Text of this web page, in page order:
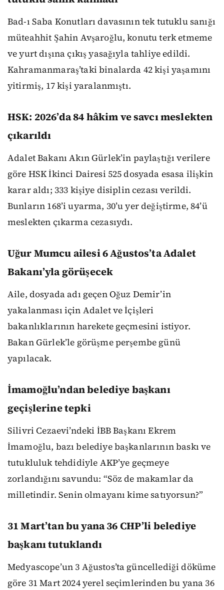
Bad-ı Saba Konutları davasının tek tutuklu sanığı
müteahhit Şahin Avşaroğlu, konutu terk etmeme
ve yurt dışına çıkış yasağıyla tahliye edildi.
Kahramanmaraş’taki binalarda 42 kişi yaşamını
yitirmiş, 17 kişi yaralanmıştı.
HSK: 2026’da 84 hâkim ve savcı meslekten
çıkarıldı
Adalet Bakanı Akın Gürlek’in paylaştığı verilere
göre HSK İkinci Dairesi 525 dosyada esasa ilişkin
karar aldı; 333 kişiye disiplin cezası verildi.
Bunların 168’i uyarma, 30’u yer değiştirme, 84’ü
meslekten çıkarma cezasıydı.
Uğur Mumcu ailesi 6 Ağustos’ta Adalet
Bakanı’yla görüşecek
Aile, dosyada adı geçen Oğuz Demir’in
yakalanması için Adalet ve İçişleri
bakanlıklarının harekete geçmesini istiyor.
Bakan Gürlek’le görüşme perşembe günü
yapılacak.
İmamoğlu’ndan belediye başkanı
geçişlerine tepki
Silivri Cezaevi’ndeki İBB Başkanı Ekrem
İmamoğlu, bazı belediye başkanlarının baskı ve
tutukluluk tehdidiyle AKP’ye geçmeye
zorlandığını savundu: “Söz de makamlar da
milletindir. Senin olmayanı kime satıyorsun?”
31 Mart’tan bu yana 36 CHP’li belediye
başkanı tutuklandı
Medyascope’un 3 Ağustos’ta güncellediği döküme
göre 31 Mart 2024 yerel seçimlerinden bu yana 36